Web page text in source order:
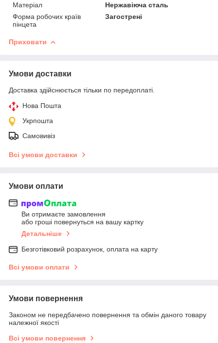
Матеріал
Нержавіюча сталь
Форма робочих країв
пінцета
Загострені
Приховати
Умови доставки
Доставка здійснюється тільки по передоплаті.
Нова Пошта
Укрпошта
Самовивіз
Всі умови доставки
Умови оплати
Ви отримаєте замовлення
або гроші повернуться на вашу картку
Детальніше
Безготівковий розрахунок, оплата на карту
Всі умови оплати
Умови повернення
Законом не передбачено повернення та обмін даного товару
належної якості
Всі умови повернення